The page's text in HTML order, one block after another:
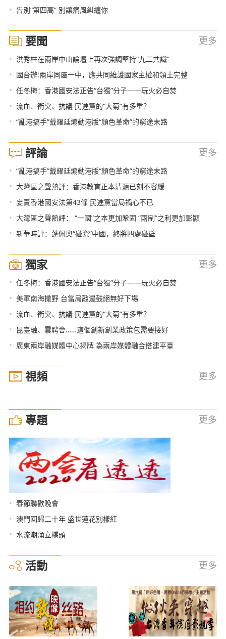
• 告別“第四高” 別讓痛風糾纏你
要聞 更多
• 洪秀柱在兩岸中山論壇上再次強調堅持“九二共識”
• 國台辦:兩岸同屬一中，應共同維護國家主權和領土完整
• 任冬梅：香港國安法正告“台獨”分子——玩火必自焚
• 流血、衝突、抗議 民進黨的“大菊”有多重？
• “亂港搞手”戴耀廷煽動港版“顏色革命”的窮途末路
評論 更多
• “亂港搞手”戴耀廷煽動港版“顏色革命”的窮途末路
• 大灣區之聲熱評：香港教育正本清源已刻不容緩
• 妄責香港國安法第43條 民進黨當局禍心不已
• 大灣區之聲熱評： “一國”之本更加鞏固 “兩制”之利更加彰顯
• 新華時評：蓬佩奧“碰瓷”中國，終將四處碰壁
獨家 更多
• 任冬梅：香港國安法正告“台獨”分子——玩火必自焚
• 美軍南海撒野 台當局敲邊鼓絕無好下場
• 流血、衝突、抗議 民進黨的“大菊”有多重？
• 昆臺融、雲聘會……這個創新創業政策包需要接好
• 廣東兩岸融媒體中心揭牌 為兩岸媒體融合搭建平臺
視頻 更多
專題 更多
• 春節聯歡晚會
• 澳門回歸二十年 盛世蓮花別樣紅
• 水流潮涌立橋頭
活動 更多